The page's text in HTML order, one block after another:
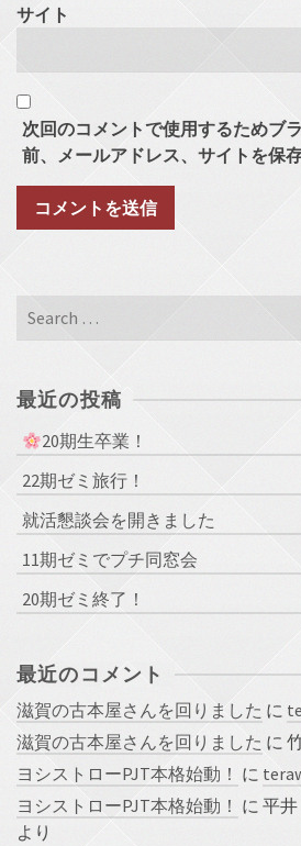
サイト
次回のコメントで使用するためブ
前、メールアドレス、サイトを保存
Search
最近の投稿
20期生卒業！
22期ゼミ旅行！
就活懇談会を開きました
11期ゼミでプチ同窓会
20期ゼミ終了！
最近のコメント
滋賀の古本屋さんを回りました に
滋賀の古本屋さんを回りました に
ヨシストローPJT本格始動！ に
ヨシストローPJT本格始動！ に 平
より